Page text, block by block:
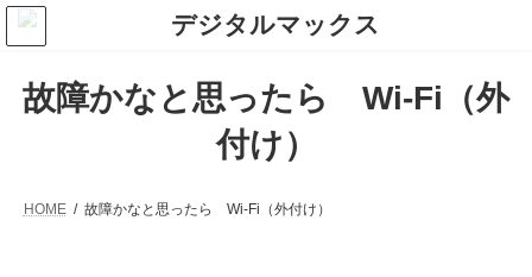
コ
テ
ナ
ゲ
故障かなと思ったら Wi-Fi（外
付け）
HOME 故障かなと思ったら Wi-Fi（外付け）